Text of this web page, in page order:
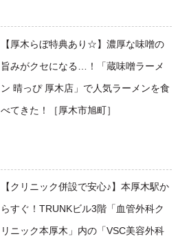
【厚木らぼ特典あり☆】濃厚な味噌の
旨みがクセになる…！「蔵味噌ラーメ
ン 晴っぴ 厚木店」で人気ラーメンを食
べてきた！［厚木市旭町］
【クリニック併設で安心♪】本厚木駅か
らすぐ！TRUNKビル3階「血管外科ク
リニック本厚木」内の「VSC美容外科